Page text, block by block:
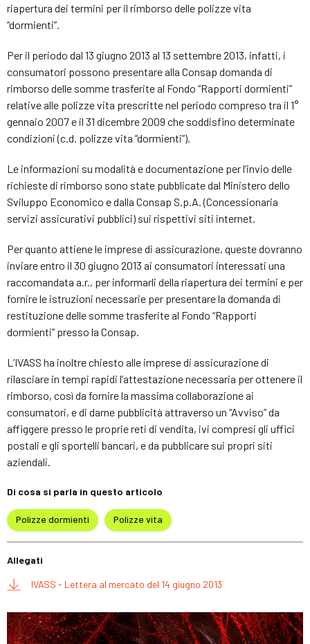
riapertura dei termini per il rimborso delle polizze vita
“dormienti”.
Per il periodo dal 13 giugno 2013 al 13 settembre 2013, infatti, i
consumatori possono presentare alla Consap domanda di
rimborso delle somme trasferite al Fondo “Rapporti dormienti”
relative alle polizze vita prescritte nel periodo compreso tra il 1°
gennaio 2007 e il 31 dicembre 2009 che soddisfino determinate
condizioni (c.d. polizze vita “dormienti”).
Le informazioni su modalità e documentazione per l’invio delle
richieste di rimborso sono state pubblicate dal Ministero dello
Sviluppo Economico e dalla Consap S.p.A. (Concessionaria
servizi assicurativi pubblici) sui rispettivi siti internet.
Per quanto attiene le imprese di assicurazione, queste dovranno
inviare entro il 30 giugno 2013 ai consumatori interessati una
raccomandata a.r., per informarli della riapertura dei termini e per
fornire le istruzioni necessarie per presentare la domanda di
restituzione delle somme trasferite al Fondo “Rapporti
dormienti” presso la Consap.
L’IVASS ha inoltre chiesto alle imprese di assicurazione di
rilasciare in tempi rapidi l’attestazione necessaria per ottenere il
rimborso, così da fornire la massima collaborazione ai
consumatori, e di darne pubblicità attraverso un “Avviso” da
affiggere presso le proprie reti di vendita, ivi compresi gli uffici
postali e gli sportelli bancari, e da pubblicare sui propri siti
aziendali.
Di cosa si parla in questo articolo
Polizze dormienti Polizze vita
Allegati
IVASS - Lettera al mercato del 14 giugno 2013